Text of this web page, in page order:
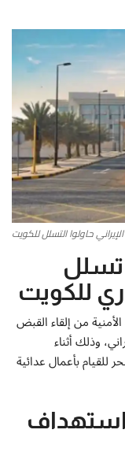
تسلل
للكويت
من إلقاء القبض
وذلك أثناء
للقيام بأعمال عدائية